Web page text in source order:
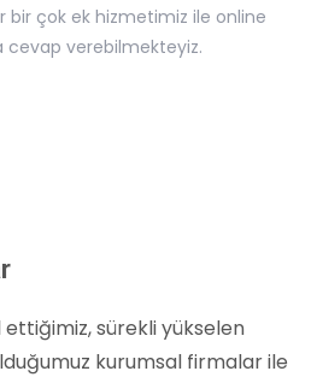
bir çok ek hizmetimiz ile online
verebilmekteyiz.
sürekli yükselen
kurumsal firmalar ile